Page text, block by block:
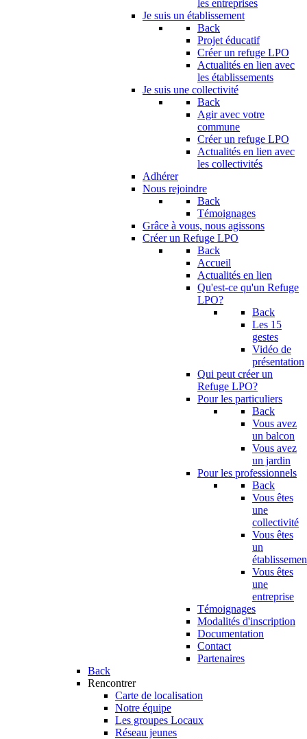
les entreprises
Je suis un établissement
Back
Projet éducatif
Créer un refuge LPO
Actualités en lien avec
les établissements
Je suis une collectivité
Back
Agir avec votre
commune
Créer un refuge LPO
Actualités en lien avec
les collectivités
Adhérer
Nous rejoindre
Back
Témoignages
Grâce à vous, nous agissons
Créer un Refuge LPO
Back
Accueil
Actualités en lien
Qu'est-ce qu'un Refuge
LPO?
Back
Les 15
gestes
Vidéo de
présentation
Qui peut créer un
Refuge LPO?
Pour les particuliers
Back
Vous avez
un balcon
Vous avez
un jardin
Pour les professionnels
Back
Vous êtes
une
collectivité
Vous êtes
un
Vous êtes
une
entreprise
Témoignages
Modalités d'inscription
Documentation
Contact
Partenaires
Back
Rencontrer
Carte de localisation
Notre équipe
Les groupes Locaux
Réseau jeunes